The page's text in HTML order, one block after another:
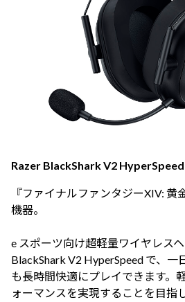
Razer BlackShark V2 HyperSpeed
『ファイナルファンタジーXIV:
機器。
e スポーツ向け超軽量ワイヤレス
BlackShark V2 HyperSpeed で、一
も長時間快適にプレイできます。
ォーマンスを実現することを目指